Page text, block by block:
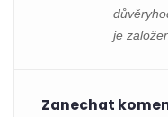
je
Zanechat